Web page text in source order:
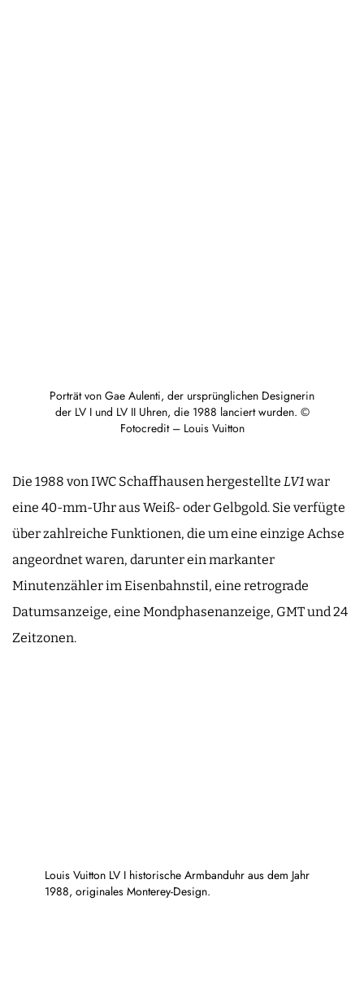
Porträt von Gae Aulenti, der ursprünglichen Designerin
der LV I und LV II Uhren, die 1988 lanciert wurden. ©
Fotocredit – Louis Vuitton
Die 1988 von IWC Schaffhausen hergestellte LV1war
eine 40-mm-Uhr aus Weiß- oder Gelbgold. Sie verfügte
über zahlreiche Funktionen, die um eine einzige Achse
angeordnet waren, darunter ein markanter
Minutenzähler im Eisenbahnstil, eine retrograde
Datumsanzeige, eine Mondphasenanzeige, GMT und 24
Zeitzonen.
Louis Vuitton LV I historische Armbanduhr aus dem Jahr
1988, originales Monterey-Design.